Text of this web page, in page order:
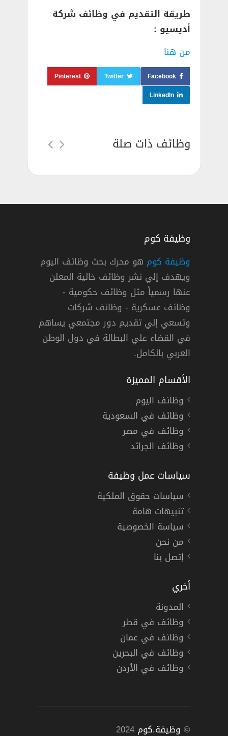
طريقة التقديم في وظائف شركة
أديسيو :
من هنا
Facebook
Twitter
Pinterest
LinkedIn
وظائف ذات صلة
شركة شنايدر الكتريك في الامارات
دوام كامل
وظيفة كوم
وظيفة كوم هو محرك بحث وظائف اليوم
ويهدف إلي نشر وظائف خالية المعلن
عنها رسمياً مثل وظائف حكومية -
وظائف عسكرية - وظائف شركات
وتسعي إلي تقديم دور مجتمعي يساهم
في القضاء علي البطالة في دول الوطن
العربي بالكامل.
الأقسام المميزة
وظائف اليوم
وظائف في السعودية
وظائف في مصر
وظائف الجرائد
سياسات عمل وظيفة
سياسات حقوق الملكية
تنبيهات هامة
سياسة الخصوصية
من نحن
إتصل بنا
أخري
المدونة
وظائف في قطر
وظائف في عمان
وظائف في البحرين
وظائف في الأردن
© وظيفة.كوم